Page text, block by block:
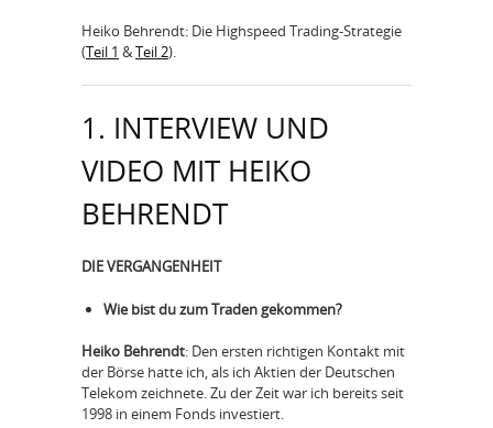
Heiko Behrendt: Die Highspeed Trading-Strategie
(Teil 1 &Teil 2).
1. INTERVIEW UND
VIDEO MIT HEIKO
BEHRENDT
DIE VERGANGENHEIT
Wie bist du zum Traden gekommen?
Heiko Behrendt: Den ersten richtigen Kontakt mit
der Börse hatte ich, als ich Aktien der Deutschen
Telekom zeichnete. Zu der Zeit war ich bereits seit
1998 in einem Fonds investiert.